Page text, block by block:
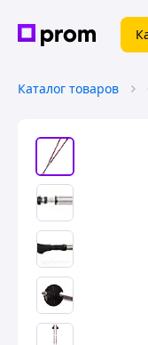
Каталог товаров